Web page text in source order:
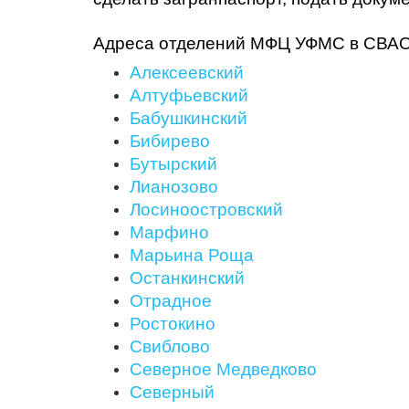
Адреса отделений МФЦ УФМС в
Алексеевский
Алтуфьевский
Бабушкинский
Бибирево
Бутырский
Лианозово
Лосиноостровский
Марфино
Марьина Роща
Останкинский
Отрадное
Ростокино
Свиблово
Северное Медведково
Северный